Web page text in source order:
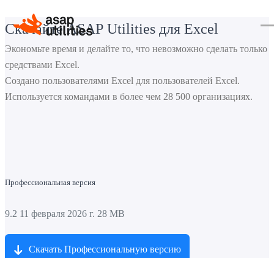
Скачайте ASAP Utilities для Excel
Экономьте время и делайте то, что невозможно сделать только
средствами Excel.
Создано пользователями Excel для пользователей Excel.
Используется командами в более чем 28 500 организациях.
Профессиональная версия
9.2 11 февраля 2026 г. 28 MB
Скачать Профессиональную версию